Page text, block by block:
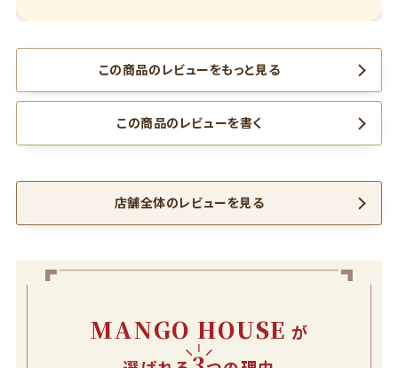
この商品のレビューをもっと見る
この商品のレビューを書く
店舗全体のレビューを見る
MANGO HOUSE が